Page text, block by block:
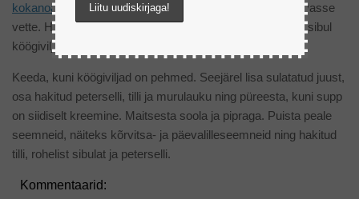
kokanoad
. Lisa kartul, suvikõrvits, brokoli ja läätsed keevasse
vette. Haki sibul ja prae oliiviõlis kergelt pruunikaks. Lisa sibul
köögiviljadele.
Keeda, kuni köögiviljad on pehmed. Seejärel lisa sulatatud juust,
osa hakitud peterselli, tilli ja murulauku ning püreesta, kuni supp
on siidiselt kreemine. Maitsesta soola ja pipraga. Puista peale
seemneid, näiteks kõrvitsa- ja päevalilleseemneid ning hakitud
tilli, rohelist sibulat ja peterselli.
Kommentaarid: